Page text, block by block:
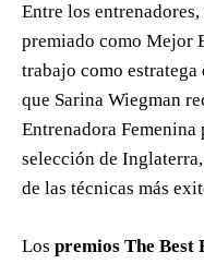
Entre los
premiado como Mejor
trabajo como estratega
que Sarina Wiegman
Entrenadora
selección de
de las técnicas más
Los premios The Best